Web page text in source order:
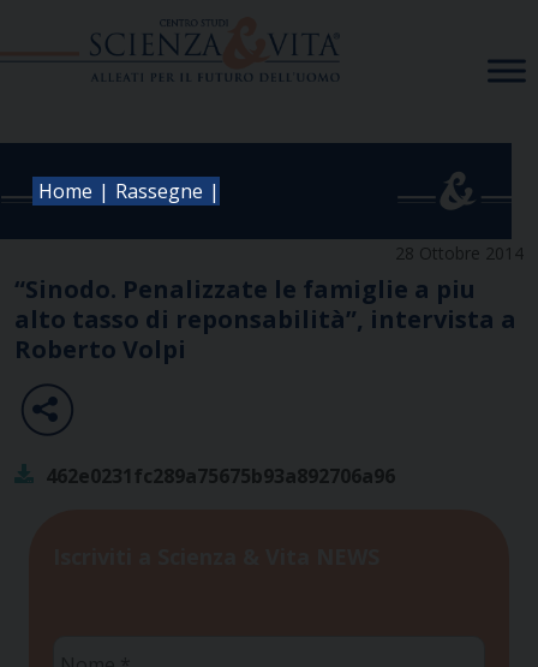
Home | Rassegne |
28 Ottobre 2014
“Sinodo. Penalizzate le famiglie a piu
alto tasso di reponsabilità”, intervista a
Roberto Volpi
462e0231fc289a75675b93a892706a96